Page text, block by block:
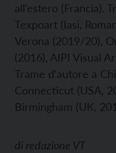
all’estero (Francia).
Texpoart (Iasi,
Verona (2019/20),
(2016), AIPI Visual
Trame d’autore a
Connecticut (USA,
Birmingham (UK,
di redazione VT